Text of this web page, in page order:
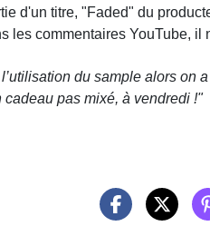
d'un titre, "Faded" du
les commentaires YouTube,
du sample alors on
pas mixé, à vendredi !"